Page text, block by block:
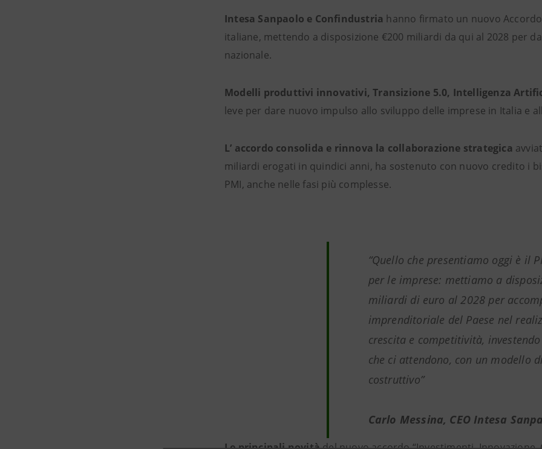
Intesa Sanpaolo e Confindustria hanno firmato un nuovo
italiane, mettendo a disposizione €200 miliardi da qui al 2028 per
nazionale.
Modelli produttivi innovativi, Transizione 5.0, Intelligenza
leve per dare nuovo impulso allo sviluppo delle imprese in Italia e
L’ accordo consolida e rinnova la collaborazione strategica
miliardi erogati in quindici anni, ha sostenuto con nuovo credito i
PMI, anche nelle fasi più complesse.
“Quello che presentiamo oggi è il
per le imprese: mettiamo a
miliardi di euro al 2028 per
imprenditoriale del Paese nel
crescita e competitività,
che ci attendono, con un modello
costruttivo”
Carlo Messina, CEO Intesa